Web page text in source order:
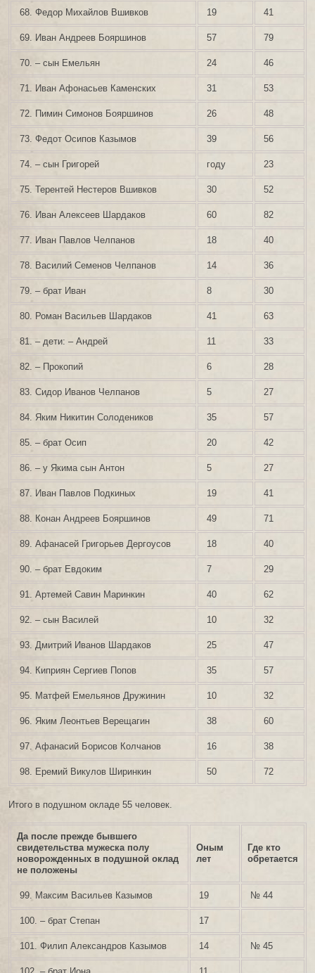
68. Федор Михайлов Вшивков 19 41
69. Иван Андреев Бояршинов 57 79
70. – сын Емельян 24 46
71. Иван Афонасьев Каменских 31 53
72. Пимин Симонов Бояршинов 26 48
73. Федот Осипов Казымов 39 56
74. – сын Григорей году 23
75. Терентей Нестеров Вшивков 30 52
76. Иван Алексеев Шардаков 60 82
77. Иван Павлов Челпанов 18 40
78. Василий Семенов Челпанов 14 36
79. – брат Иван 8 30
80. Роман Васильев Шардаков 41 63
81. – дети: – Андрей 11 33
82. – Прокопий 6 28
83. Сидор Иванов Челпанов 5 27
84. Яким Никитин Солодеников 35 57
85. – брат Осип 20 42
86. – у Якима сын Антон 5 27
87. Иван Павлов Подкиных 19 41
88. Конан Андреев Бояршинов 49 71
89. Афанасей Григорьев Дергоусов 18 40
90. – брат Евдоким 7 29
91. Артемей Савин Маринкин 40 62
92. – сын Василей 10 32
93. Дмитрий Иванов Шардаков 25 47
94. Киприян Сергиев Попов 35 57
95. Матфей Емельянов Дружинин 10 32
96. Яким Леонтьев Верещагин 38 60
97. Афанасий Борисов Колчанов 16 38
98. Еремий Викулов Ширинкин 50 72
Итого в подушном окладе 55 человек.
Да после прежде бывшего
свидетельства мужеска полу
новорожденных в подушной оклад
не положены
Оным
лет
Где кто
обретается
99. Максим Васильев Казымов 19 № 44
100. – брат Степан 17
101. Филип Александров Казымов 14 № 45